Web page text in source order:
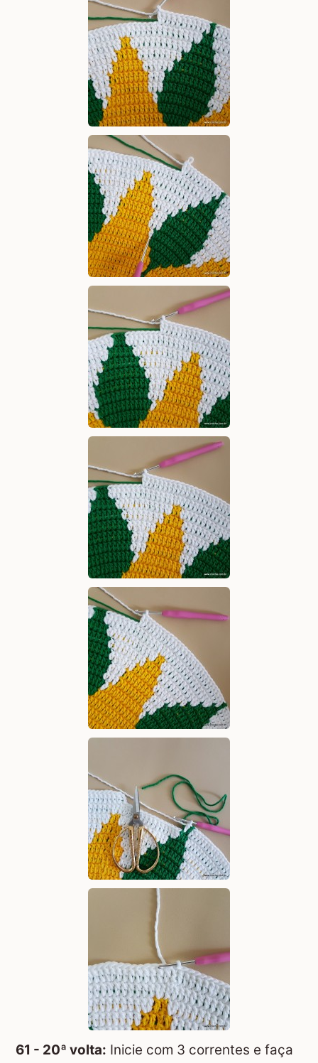
61 - 20ª volta: Inicie com 3 correntes e faça